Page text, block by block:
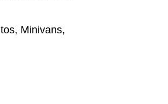
Minivans,